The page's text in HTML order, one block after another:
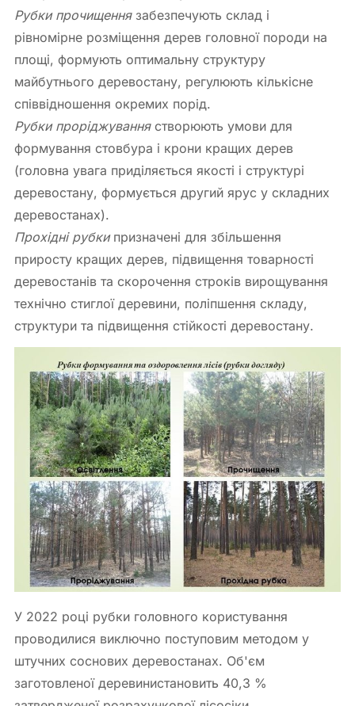
Рубки прочищеннязабезпечують склад і
рівномірне розміщення дерев головної породи на
площі, формують оптимальну структуру
майбутнього деревостану, регулюють кількісне
співвідношення окремих порід.
Рубки проріджуваннястворюють умови для
формування стовбура і крони кращих дерев
(головна увага приділяється якості і структурі
деревостану, формується другий ярус у складних
деревостанах).
Прохідні рубкипризначені для збільшення
приросту кращих дерев, підвищення товарності
деревостанів та скорочення строків вирощування
технічно стиглої деревини, поліпшення складу,
структури та підвищення стійкості деревостану.
У 2022 році рубки головного користування
проводилися виключно поступовим методом у
штучних соснових деревостанах. Об'єм
заготовленої деревинистановить 40,3 %